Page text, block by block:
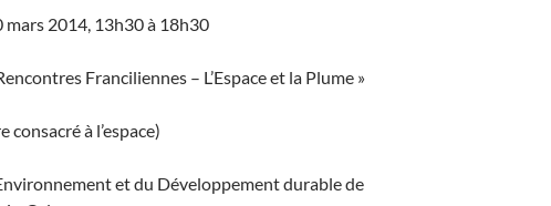
mars 2014, 13h30 à 18h30
Franciliennes – L’Espace et la Plume »
consacré à l’espace)
et du Développement durable de